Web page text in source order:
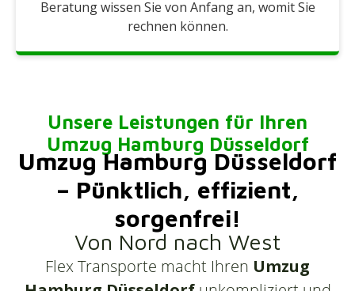
Beratung wissen Sie von Anfang an, womit Sie
rechnen können.
Unsere Leistungen für Ihren
Umzug Hamburg Düsseldorf
Umzug Hamburg Düsseldorf
– Pünktlich, effizient,
sorgenfrei!
Von Nord nach West
Flex Transporte macht Ihren Umzug